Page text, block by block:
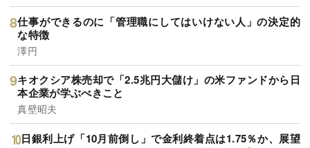
仕事ができるのに「管理職にしてはいけない人」の決定的
な特徴
澤円
キオクシア株売却で「2.5兆円大儲け」の米ファンドから日
本企業が学ぶべきこと
真壁昭夫
日銀利上げ「10月前倒し」で金利終着点は1.75％か、展望